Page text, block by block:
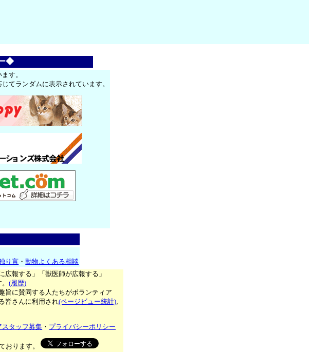
◆
す。
てランダムに表示されています。
り言 ・動物よくある相談
広報する」「獣医師が広報する」
。(履歴)
旨に賛同する人たちがボランティア
皆さんに利用され(ページビュー統計)、
スタッフ募集 ・ プライバシーポリシー
おります。